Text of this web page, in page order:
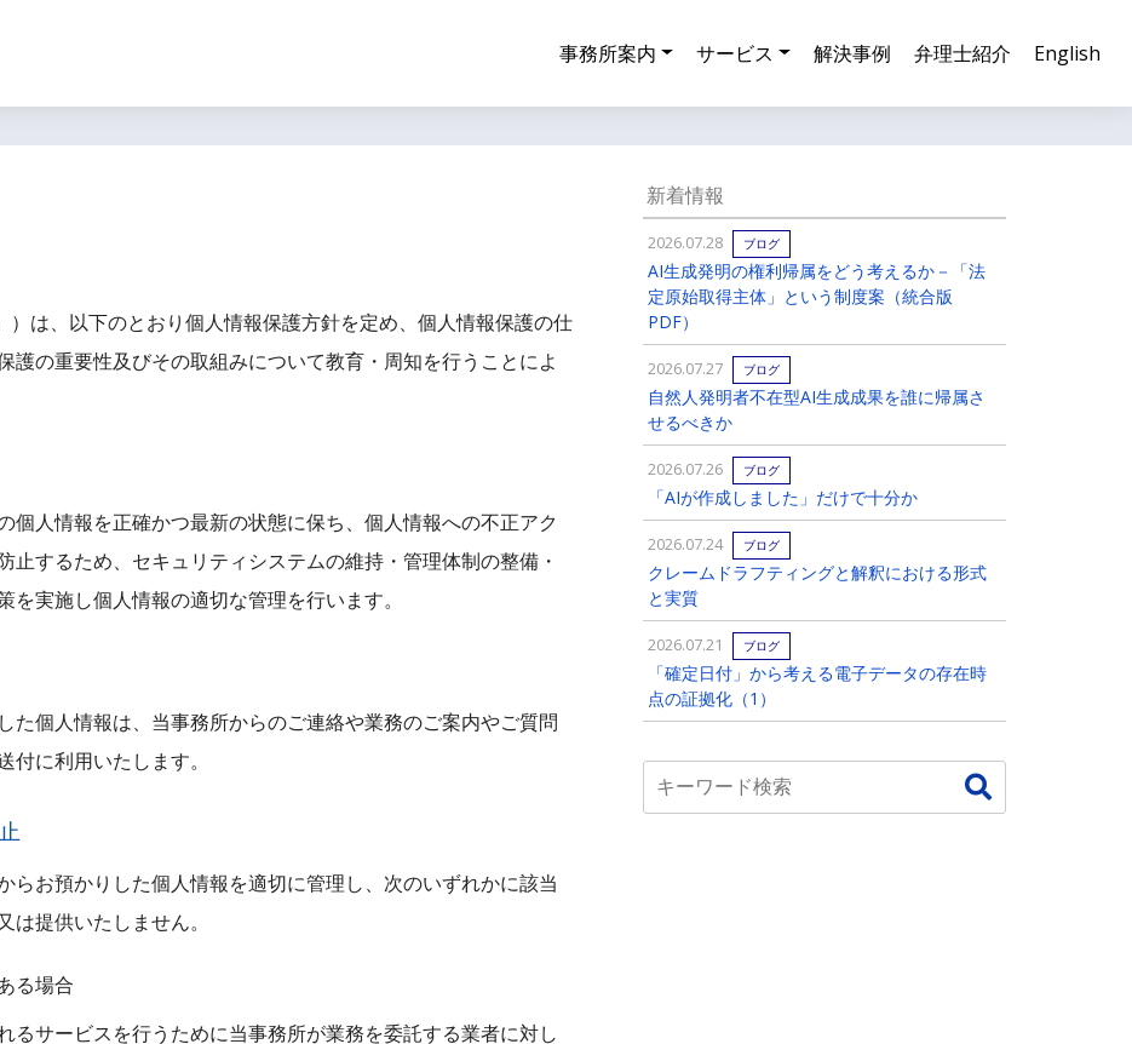
事務所案内 サービス 解決事例 弁理士紹介 English
は、以下のとおり個人情報保護方針を定め、個人情報保護の仕
護の重要性及びその取組みについて教育・周知を行うことによ
個人情報を正確かつ最新の状態に保ち、個人情報への不正アク
するため、セキュリティシステムの維持・管理体制の整備・
実施し個人情報の適切な管理を行います。
た個人情報は、当事務所からのご連絡や業務のご案内やご質問
に利用いたします。
らお預かりした個人情報を適切に管理し、次のいずれかに該当
提供いたしません。
る場合
るサービスを行うために当事務所が業務を委託する業者に対し
新着情報
2026.07.28 ブログ
AI生成発明の権利帰属をどう考えるか－「法
定原始取得主体」という制度案（統合版
PDF）
2026.07.27 ブログ
自然人発明者不在型AI生成成果を誰に帰属さ
せるべきか
2026.07.26 ブログ
「AIが作成しました」だけで十分か
2026.07.24 ブログ
クレームドラフティングと解釈における形式
と実質
2026.07.21 ブログ
「確定日付」から考える電子データの存在時
点の証拠化（1）